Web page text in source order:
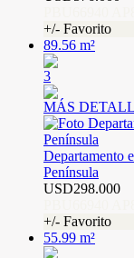
+/- Favorito
89.56 m²
3
MÁS
Departamento
Península
USD298.000
+/- Favorito
55.99 m²